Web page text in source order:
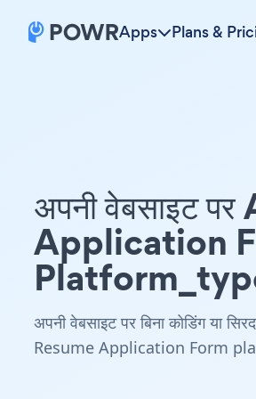
Apps Plans &
अपनी वेबसाइट
Application
अपनी वेबसाइट पर बिना कोडिंग या
Resume Application Form